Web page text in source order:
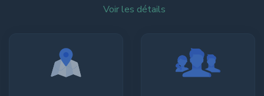
Voir les détails